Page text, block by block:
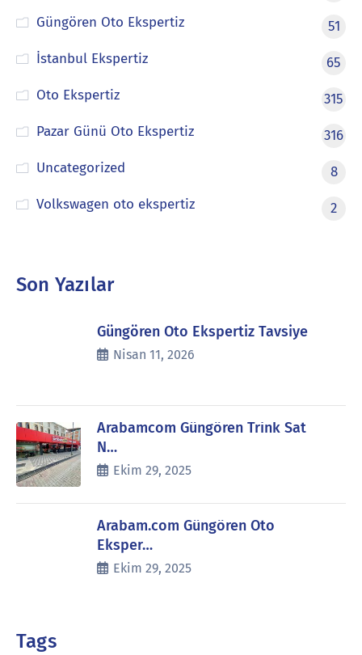
Güngören Oto Ekspertiz
51
İstanbul Ekspertiz
65
Oto Ekspertiz
315
Pazar Günü Oto Ekspertiz
316
Uncategorized
8
Volkswagen oto ekspertiz
2
Son Yazılar
Güngören Oto Ekspertiz Tavsiye
Nisan 11, 2026
Arabamcom Güngören Trink Sat
N…
Ekim 29, 2025
Arabam.com Güngören Oto
Eksper…
Ekim 29, 2025
Tags